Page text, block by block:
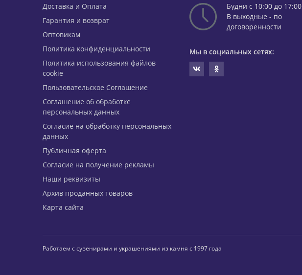
Доставка и Оплата
Гарантия и возврат
Оптовикам
Политика конфиденциальности
Политика использования файлов
cookie
Пользовательское Соглашение
Соглашение об обработке
персональных данных
Согласие на обработку персональных
данных
Публичная оферта
Согласие на получение рекламы
Наши реквизиты
Архив проданных товаров
Карта сайта
Будни с 10:00 до 17:00
В выходные - по
договоренности
Мы в социальных сетях:
Работаем с сувенирами и украшениями из камня с 1997 года